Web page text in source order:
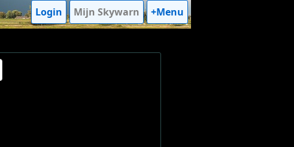
Login Mijn Skywarn
+Menu